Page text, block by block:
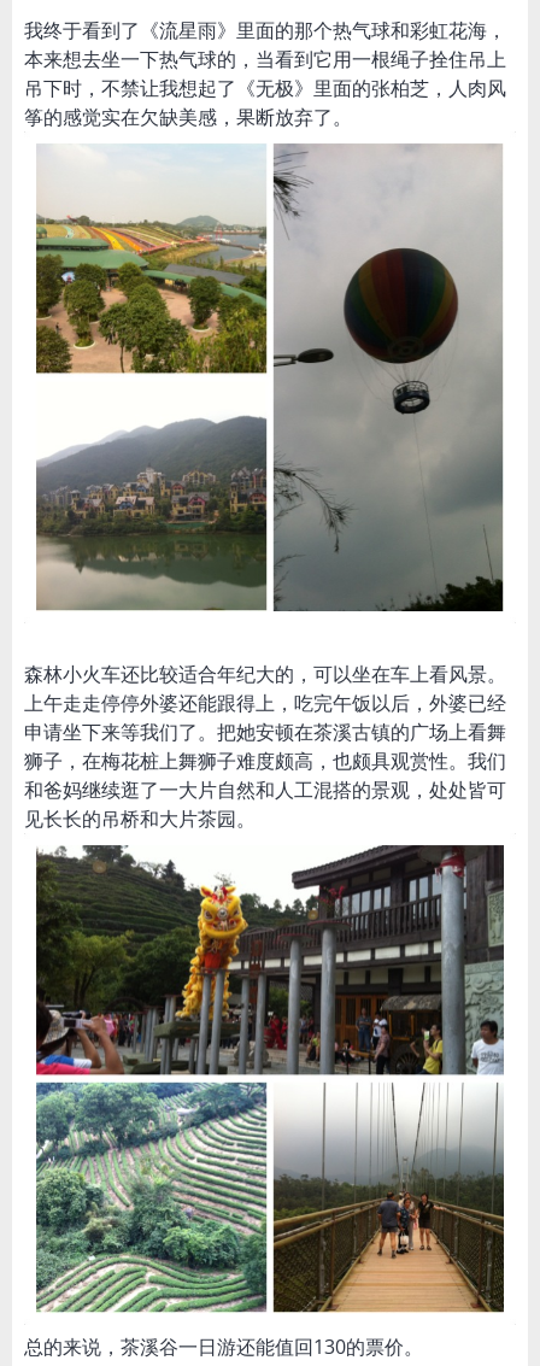
我终于看到了《流星雨》里面的那个热气球和彩虹花海，
本来想去坐一下热气球的，当看到它用一根绳子拴住吊上
吊下时，不禁让我想起了《无极》里面的张柏芝，人肉风
筝的感觉实在欠缺美感，果断放弃了。
森林小火车还比较适合年纪大的，可以坐在车上看风景。
上午走走停停外婆还能跟得上，吃完午饭以后，外婆已经
申请坐下来等我们了。把她安顿在茶溪古镇的广场上看舞
狮子，在梅花桩上舞狮子难度颇高，也颇具观赏性。我们
和爸妈继续逛了一大片自然和人工混搭的景观，处处皆可
见长长的吊桥和大片茶园。
总的来说，茶溪谷一日游还能值回130的票价。